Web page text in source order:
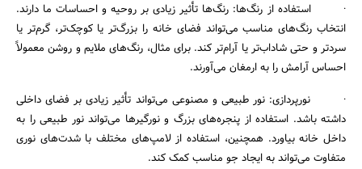
· استفاده از رنگ‌ها: رنگ‌ها تأثیر زیادی بر روحیه و احساسات ما دارند.
انتخاب رنگ‌های مناسب می‌تواند فضای خانه را بزرگ‌تر یا کوچک‌تر، گرم‌تر یا
سردتر و حتی شاداب‌تر یا آرام‌تر کند. برای مثال، رنگ‌های ملایم و روشن معمولاً
احساس آرامش را به ارمغان می‌آورند.
· نورپردازی: نور طبیعی و مصنوعی می‌تواند تأثیر زیادی بر فضای داخلی
داشته باشد. استفاده از پنجره‌های بزرگ و نورگیرها می‌تواند نور طبیعی را به
داخل خانه بیاورد. همچنین، استفاده از لامپ‌های مختلف با شدت‌های نوری
متفاوت می‌تواند به ایجاد جو مناسب کمک کند.